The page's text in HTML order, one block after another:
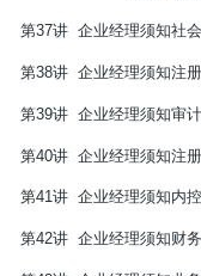
第37讲 企业经理须知社
第38讲 企业经理须知注
第39讲 企业经理须知审
第40讲 企业经理须知注
第41讲 企业经理须知内
第42讲 企业经理须知财